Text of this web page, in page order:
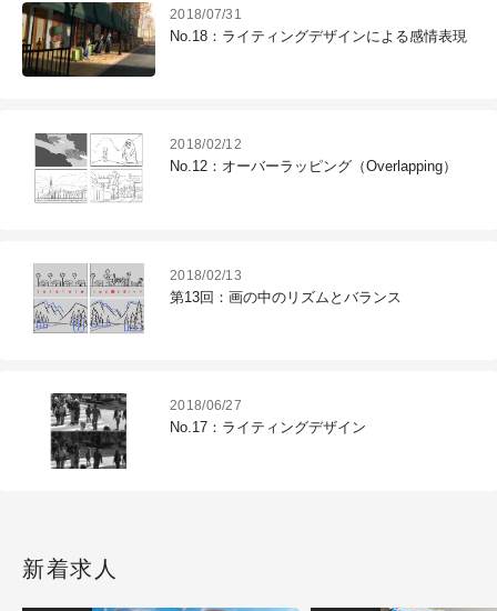
2018/07/31
No.18：ライティングデザインによる感情表現
2018/02/12
No.12：オーバーラッピング（Overlapping）
2018/02/13
第13回：画の中のリズムとバランス
2018/06/27
No.17：ライティングデザイン
新着求人